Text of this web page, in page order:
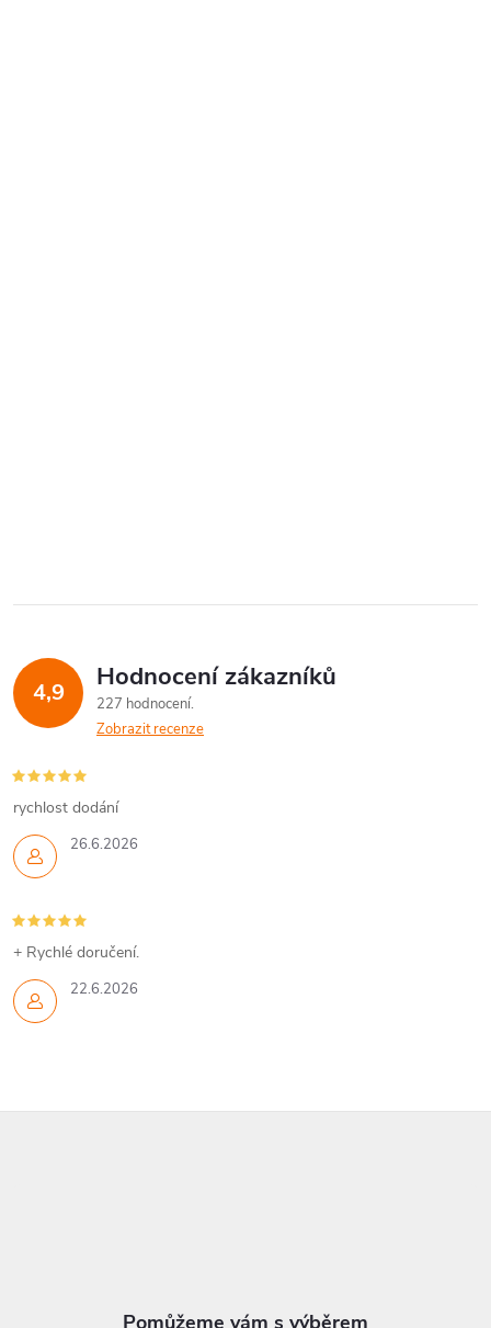
4,9 Hodnocení zákazníků
227 hodnocení
Zobrazit recenze
26.6.2026
rychlost dodání
22.6.2026
+ Rychlé doručení.